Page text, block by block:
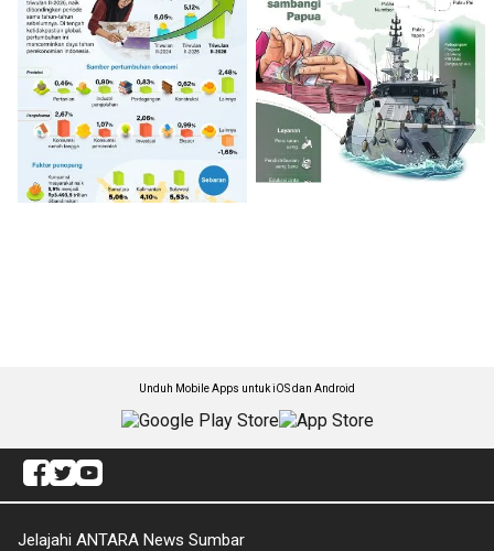
Unduh Mobile Apps untuk iOS dan Android
Jelajahi ANTARA News Sumbar